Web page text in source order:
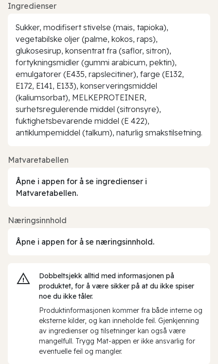
Ingredienser
Sukker, modifisert stivelse (mais, tapioka),
vegetabilske oljer (palme, kokos, raps),
glukosesirup, konsentrat fra (saflor, sitron),
fortykningsmidler (gummi arabicum, pektin),
emulgatorer (E435, rapslecitiner), farge (E132,
E172, E141, E133), konserveringsmiddel
(kaliumsorbat), MELKEPROTEINER,
surhetsregulerende middel (sitronsyre),
fuktighetsbevarende middel (E 422),
antiklumpemiddel (talkum), naturlig smakstilsetning.
Matvaretabellen
Åpne i appen for å se ingredienser i
Matvaretabellen.
Næringsinnhold
Åpne i appen for å se næringsinnhold.
Dobbeltsjekk alltid med informasjonen på
produktet, for å være sikker på at du ikke spiser
noe du ikke tåler.
Produktinformasjonen kommer fra både interne og
eksterne kilder, og kan inneholde feil. Gjenkjenning
av ingredienser og tilsetninger kan også være
mangelfull. Trygg Mat-appen er ikke ansvarlig for
eventuelle feil og mangler.